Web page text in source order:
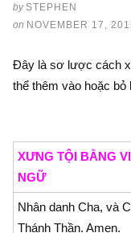
by STEPHEN
on NOVEMBER 17,
Đây là sơ lược cách
thể thêm vào hoặc
XƯNG TỘI BẰNG
NGỮ
Nhân danh Cha, và
Thánh Thần. Amen.